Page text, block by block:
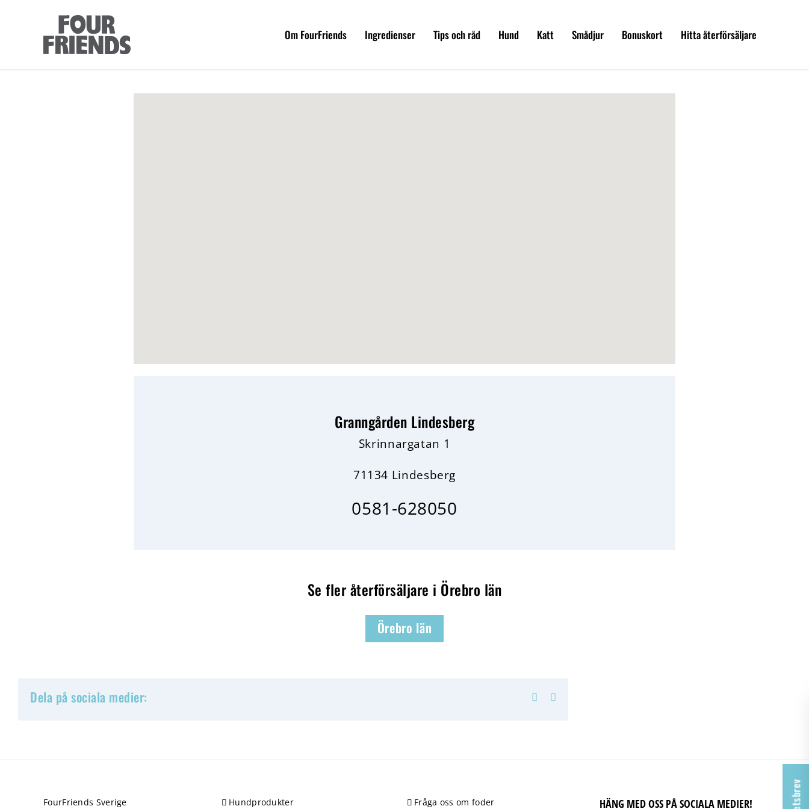
Om FourFriends Ingredienser Tips och råd Hund Katt Smådjur Bonuskort Hitta återförsäljare
Granngården Lindesberg
Skrinnargatan 1
71134 Lindesberg
0581-628050
Se fler återförsäljare i Örebro län
Örebro län
Dela på sociala medier: Facebook
Pinterest
FourFriends Sverige
Hundprodukter
Fråga oss om foder
HÄNG MED OSS PÅ SOCIALA MEDIER!